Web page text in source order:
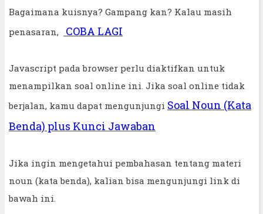
Bagaimana kuisnya? Gampang kan? Kalau masih
penasaran,
COBA LAGI
Javascript pada browser perlu diaktifkan untuk
menampilkan soal online ini. Jika soal online tidak
berjalan, kamu dapat mengunjungi Soal Noun (Kata
Benda) plus Kunci Jawaban
Jika ingin mengetahui pembahasan tentang materi
noun (kata benda), kalian bisa mengunjungi link di
bawah ini.